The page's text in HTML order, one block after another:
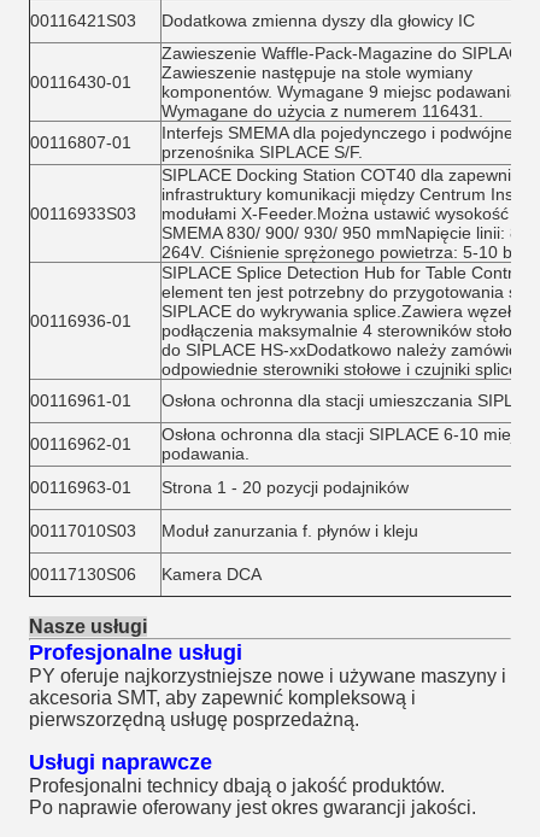
00116421S03
Dodatkowa zmienna dyszy dla głowicy IC
00116430-01
Zawieszenie Waffle-Pack-Magazine do SIPLACE.
Zawieszenie następuje na stole wymiany
komponentów. Wymagane 9 miejsc podawania.
Wymagane do użycia z numerem 116431.
00116807-01
Interfejs SMEMA dla pojedynczego i podwójnego
przenośnika SIPLACE S/F.
00116933S03
SIPLACE Docking Station COT40 dla
infrastruktury komunikacji między Centrum
modułami X-Feeder.Można ustawić wysokość
SMEMA 830/ 900/ 930/ 950 mmNapięcie linii: 88-
264V. Ciśnienie sprężonego powietrza: 5-10 bar.
00116936-01
SIPLACE Splice Detection Hub for Table
element ten jest potrzebny do przygotowania
SIPLACE do wykrywania splice.Zawiera węzeł do
podłączenia maksymalnie 4 sterowników
do SIPLACE HS-xxDodatkowo należy zamówić
odpowiednie sterowniki stołowe i czujniki splice.
00116961-01
Osłona ochronna dla stacji umieszczania
00116962-01
Osłona ochronna dla stacji SIPLACE 6-10 miejsc
podawania.
00116963-01
Strona 1 - 20 pozycji podajników
00117010S03 Moduł zanurzania f. płynów i kleju
00117130S06 Kamera DCA
Nasze usługi
Profesjonalne usługi
PY oferuje najkorzystniejsze nowe i używane maszyny i
akcesoria SMT, aby zapewnić kompleksową i
pierwszorzędną usługę posprzedażną.
Usługi naprawcze
Profesjonalni technicy dbają o jakość produktów.
Po naprawie oferowany jest okres gwarancji jakości.